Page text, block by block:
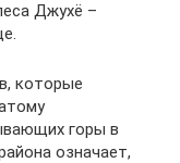
Джухё –
которые
горы в
означает,